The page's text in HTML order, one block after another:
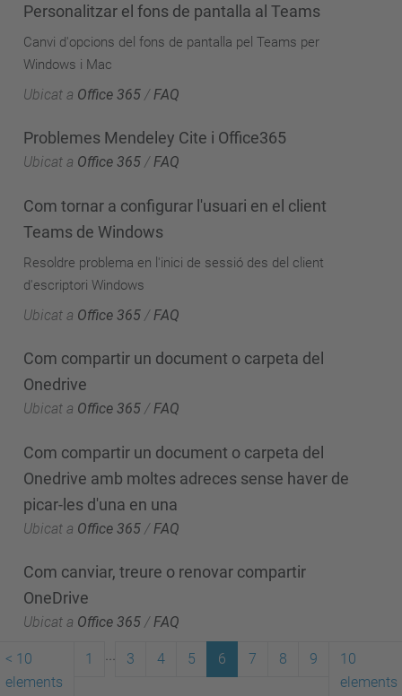
Personalitzar el fons de pantalla al Teams
Canvi d'opcions del fons de pantalla pel Teams per
Windows i Mac
Ubicat a Office 365 / FAQ
Problemes Mendeley Cite i Office365
Ubicat a Office 365 /FAQ
Com tornar a configurar l'usuari en el client
Teams de Windows
Resoldre problema en l'inici de sessió des del client
d'escriptori Windows
Ubicat a Office 365 / FAQ
Com compartir un document o carpeta del
Onedrive
Ubicat a Office 365 /FAQ
Com compartir un document o carpeta del
Onedrive amb moltes adreces sense haver de
picar-les d'una en una
Ubicat a Office 365 / FAQ
Com canviar, treure o renovar compartir
OneDrive
Ubicat a Office 365 /FAQ
< 10
elements
1 3 4 5 6 7 8 9
10
elements